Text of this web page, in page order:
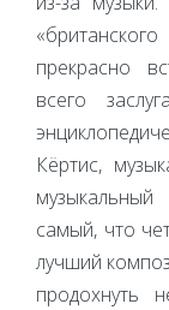
прекрасно
всего
Кёртис,
самый, что
лучший
продохнуть